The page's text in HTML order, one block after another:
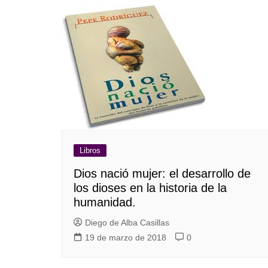
Libros
Dios nació mujer: el desarrollo de
los dioses en la historia de la
humanidad.
Diego de Alba Casillas
19 de marzo de 2018
0